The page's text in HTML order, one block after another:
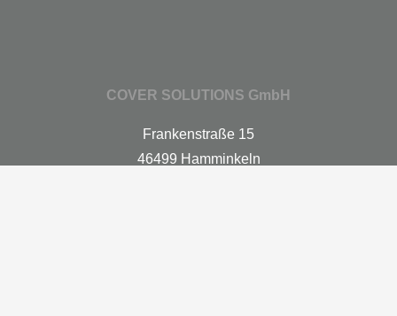
COVER SOLUTIONS GmbH
Frankenstraße 15
46499 Hamminkeln